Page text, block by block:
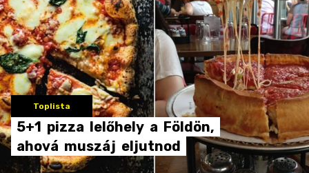
Toplista
5+1 pizza lelőhely a Földön,
ahová muszáj eljutnod